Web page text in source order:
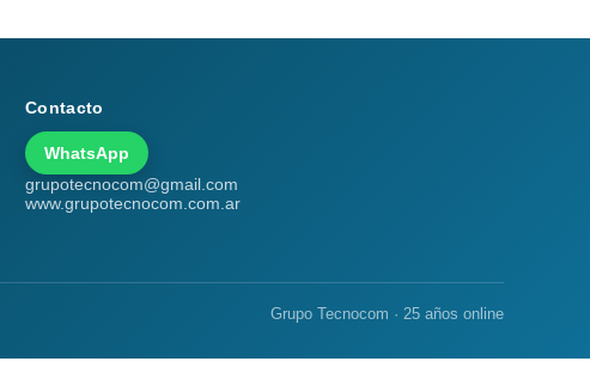
Contacto
WhatsApp
grupotecnocom@gmail.com
www.grupotecnocom.com.ar
Grupo Tecnocom · 25 años online